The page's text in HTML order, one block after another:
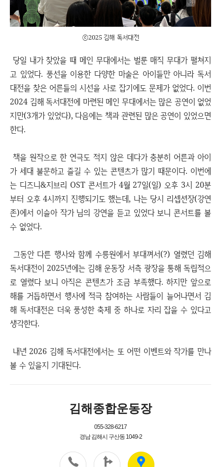
ⓒ2025 김해 독서대전
당일 내가 찾았을 때 메인 무대에서는 벌룬 매직 무대가 펼쳐지
고 있었다. 풍선을 이용한 다양한 마술은 아이들만 아니라 독서
대전을 찾은 어른들의 시선을 사로 잡기에도 문제가 없었다. 이번
2024 김해 독서대전에 마련된 메인 무대에서는 많은 공연이 없었
지만(3개가 있었다), 다음에는 책과 관련된 많은 공연이 있었으면
한다.
책을 원작으로 한 연극도 적지 않은 데다가 충분히 어른과 아이
가 세대 불문하고 즐길 수 있는 콘텐츠가 많기 때문이다. 이번에
는 디즈니&지브리 OST 콘서트가 4월 27일(일) 오후 3시 20분
부터 오후 4시까지 진행되기도 했는데, 나는 당시 리셉션장(강연
존)에서 이슬아 작가 님의 강연을 듣고 있었다 보니 콘서트를 볼
수 없었다.
그동안 다른 행사와 함께 수릉원에서 부대껴서(?) 열렸던 김해
독서대전이 2025년에는 김해 운동장 서측 광장을 통해 독립적으
로 열렸다 보니 아직은 콘텐츠가 조금 부족했다. 하지만 앞으로
해를 거듭하면서 행사에 적극 참여하는 사람들이 늘어나면서 김
해 독서대전은 더욱 풍성한 축제 중 하나로 자리 잡을 수 있다고
생각한다.
내년 2026 김해 독서대전에서는 또 어떤 이벤트와 작가를 만나
볼 수 있을지 기대된다.